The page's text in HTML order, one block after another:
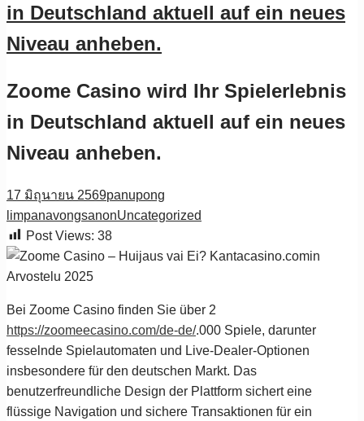
in Deutschland aktuell auf ein neues
Niveau anheben.
Zoome Casino wird Ihr Spielerlebnis
in Deutschland aktuell auf ein neues
Niveau anheben.
17 มิถุนายน 2569panupong
limpanavongsanonUncategorized
Post Views: 38
Bei Zoome Casino finden Sie über 2
https://zoomeecasino.com/de-de/.000 Spiele, darunter
fesselnde Spielautomaten und Live-Dealer-Optionen
insbesondere für den deutschen Markt. Das
benutzerfreundliche Design der Plattform sichert eine
flüssige Navigation und sichere Transaktionen für ein